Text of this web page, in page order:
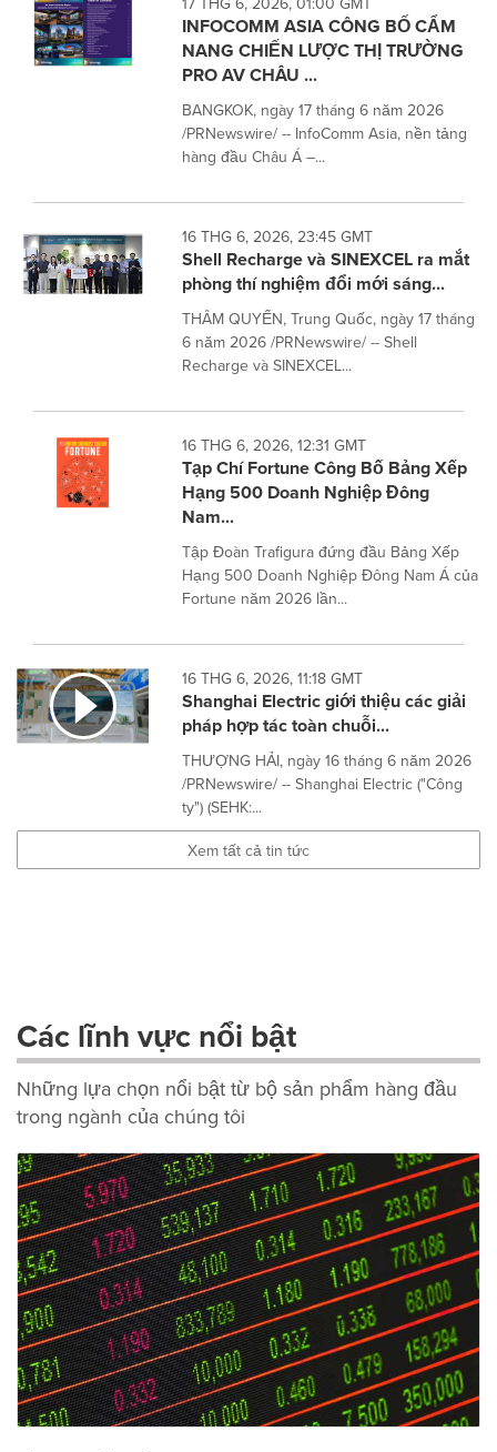
INFOCOMM ASIA CÔNG BỐ CẨM
NANG CHIẾN LƯỢC THỊ TRƯỜNG
PRO AV CHÂU ...
BANGKOK, ngày 17 tháng 6 năm 2026
/PRNewswire/ -- InfoComm Asia, nền tảng
hàng đầu Châu Á –...
16 THG 6, 2026, 23:45 GMT
Shell Recharge và SINEXCEL ra mắt
phòng thí nghiệm đổi mới sáng...
THÂM QUYẾN, Trung Quốc, ngày 17 tháng
6 năm 2026 /PRNewswire/ -- Shell
Recharge và SINEXCEL...
16 THG 6, 2026, 12:31 GMT
Tạp Chí Fortune Công Bố Bảng Xếp
Hạng 500 Doanh Nghiệp Đông
Nam...
Tập Đoàn Trafigura đứng đầu Bảng Xếp
Hạng 500 Doanh Nghiệp Đông Nam Á của
Fortune năm 2026 lần...
16 THG 6, 2026, 11:18 GMT
Shanghai Electric giới thiệu các giải
pháp hợp tác toàn chuỗi...
THƯỢNG HẢI, ngày 16 tháng 6 năm 2026
/PRNewswire/ -- Shanghai Electric ("Công
ty") (SEHK:...
Xem tất cả tin tức
Các lĩnh vực nổi bật
Những lựa chọn nổi bật từ bộ sản phẩm hàng đầu
trong ngành của chúng tôi